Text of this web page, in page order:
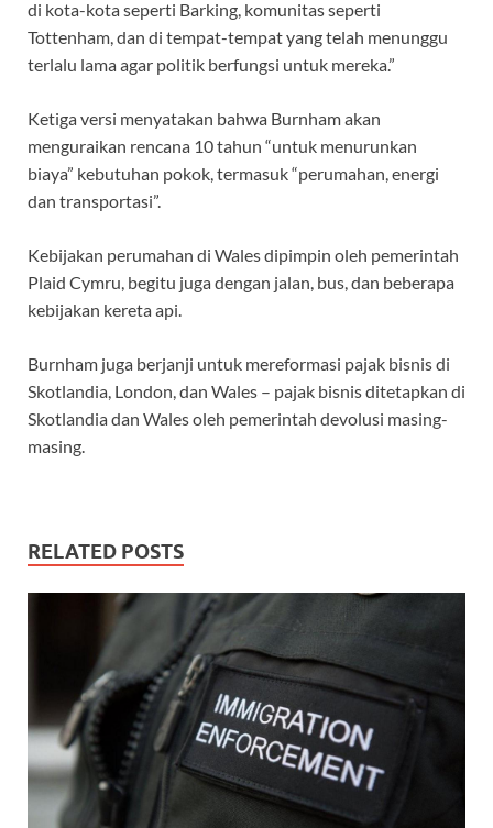
di kota-kota seperti Barking, komunitas seperti
Tottenham, dan di tempat-tempat yang telah menunggu
terlalu lama agar politik berfungsi untuk mereka.”
Ketiga versi menyatakan bahwa Burnham akan
menguraikan rencana 10 tahun “untuk menurunkan
biaya” kebutuhan pokok, termasuk “perumahan, energi
dan transportasi”.
Kebijakan perumahan di Wales dipimpin oleh pemerintah
Plaid Cymru, begitu juga dengan jalan, bus, dan beberapa
kebijakan kereta api.
Burnham juga berjanji untuk mereformasi pajak bisnis di
Skotlandia, London, dan Wales – pajak bisnis ditetapkan di
Skotlandia dan Wales oleh pemerintah devolusi masing-
masing.
RELATED POSTS